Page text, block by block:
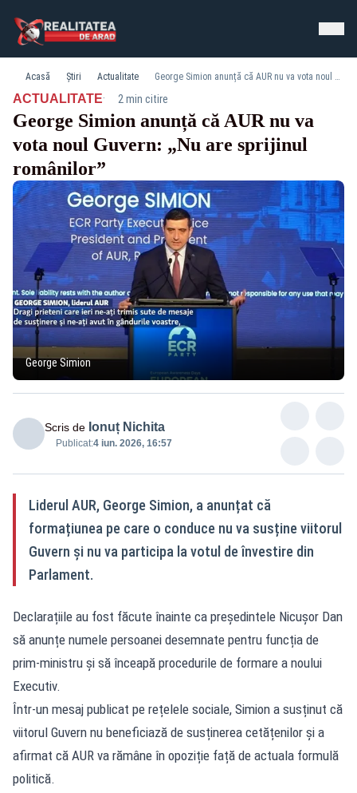
Acasă Știri Actualitate George Simion anunță că AUR nu va vota noul Guvern: „Nu are sprijinul românilor”
ACTUALITATE· 2 min citire
George Simion anunță că AUR nu va
vota noul Guvern: „Nu are sprijinul
românilor”
George Simion
Scris de Ionuț Nichita
Publicat:4 iun. 2026, 16:57
Liderul AUR, George Simion, a anunțat că
formațiunea pe care o conduce nu va susține viitorul
Guvern și nu va participa la votul de învestire din
Parlament.
Declarațiile au fost făcute înainte ca președintele Nicușor Dan
să anunțe numele persoanei desemnate pentru funcția de
prim-ministru și să înceapă procedurile de formare a noului
Executiv.
Într-un mesaj publicat pe rețelele sociale, Simion a susținut că
viitorul Guvern nu beneficiază de susținerea cetățenilor și a
afirmat că AUR va rămâne în opoziție față de actuala formulă
politică.